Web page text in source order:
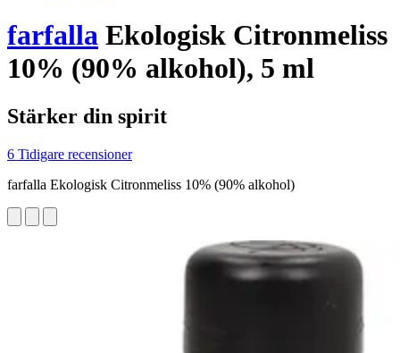
farfalla Ekologisk Citronmeliss
10% (90% alkohol), 5 ml
Stärker din spirit
6 Tidigare recensioner
farfalla Ekologisk Citronmeliss 10% (90% alkohol)